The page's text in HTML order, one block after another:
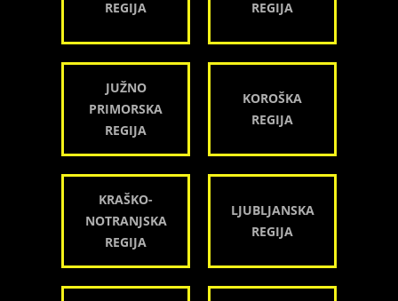
REGIJA
REGIJA
JUŽNO
PRIMORSKA
REGIJA
KOROŠKA
REGIJA
KRAŠKO-
NOTRANJSKA
REGIJA
LJUBLJANSKA
REGIJA